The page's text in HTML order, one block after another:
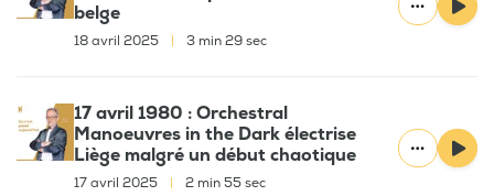
belge
18 avril 2025 3 min 29 sec
17 avril 1980 : Orchestral
Manoeuvres in the Dark électrise
Liège malgré un début chaotique
17 avril 2025 2 min 55 sec